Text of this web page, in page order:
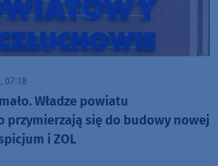
07:18
Władze powiatu
przymierzają się do budowy nowej
i ZOL